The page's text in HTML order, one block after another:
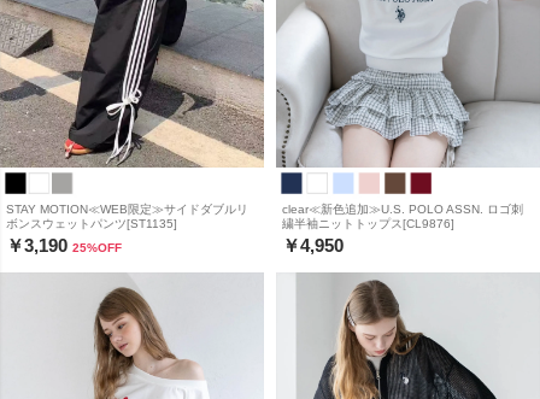
STAY MOTION≪WEB限定≫サイドダブルリ
ボンスウェットパンツ[ST1135]
￥3,190 25%OFF
clear≪新色追加≫U.S. POLO ASSN. ロゴ刺
繍半袖ニットトップス[CL9876]
￥4,950